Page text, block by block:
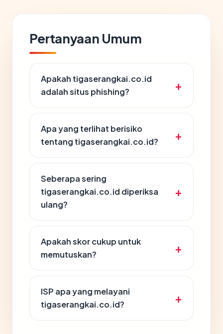
Pertanyaan Umum
Apakah tigaserangkai.co.id
adalah situs phishing?
Apa yang terlihat berisiko
tentang tigaserangkai.co.id?
Seberapa sering
tigaserangkai.co.id diperiksa
ulang?
Apakah skor cukup untuk
memutuskan?
ISP apa yang melayani
tigaserangkai.co.id?